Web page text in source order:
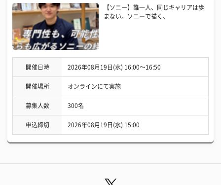
【ソニー】誰一人、同じキャリアは歩
まない。ソニーで描く、
開催日時 2026年08月19日(水) 16:00〜16:50
開催場所 オンラインにて実施
募集人数 300名
申込締切 2026年08月19日(水) 15:00